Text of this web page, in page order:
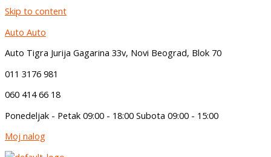
Skip to content
Auto Auto
Auto Tigra Jurija Gagarina 33v, Novi Beograd, Blok 70
011 3176 981
060 414 66 18
Ponedeljak - Petak 09:00 - 18:00 Subota 09:00 - 15:00
Moj nalog